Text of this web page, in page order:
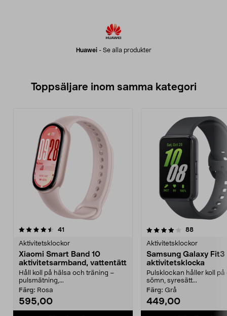
Huawei- Se alla produkter
Toppsäljare inom samma kategori
41
Aktivitetsklockor
Xiaomi Smart Band 10
aktivitetsarmband, vattentätt
Håll koll på hälsa och träning –
pulsmätning,...
Färg: Rosa
595,00
4.0 av 5 stjärnor 88recensioner
Aktivitetsklockor
Samsung Galaxy Fit3
aktivitetsklocka
Pulsklockan håller koll på
sömn, syresätt...
Färg: Grå
449,00
4.5 av 5 stjärnor